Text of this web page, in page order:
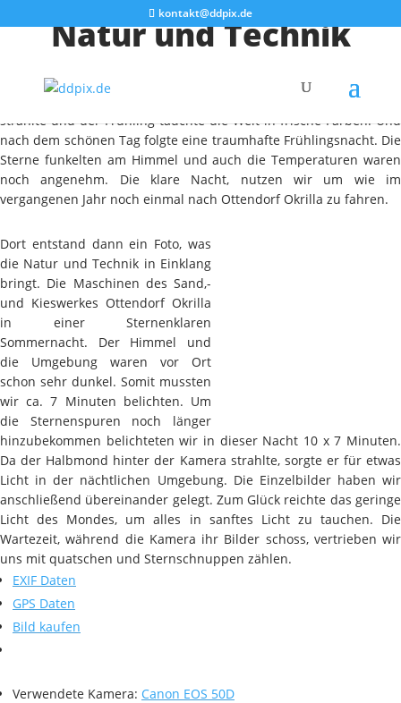
kontakt@ddpix.de
Natur und Technik
Das vergangene Wochenende war mal wieder so ein Vorzeige-
Wochenende. Die Temperaturen waren angenehm, die Sonne
strahlte und der Frühling tauchte die Welt in frische Farben. Und
nach dem schönen Tag folgte eine traumhafte Frühlingsnacht. Die
Sterne funkelten am Himmel und auch die Temperaturen waren
noch angenehm. Die klare Nacht, nutzen wir um wie im
vergangenen Jahr noch einmal nach Ottendorf Okrilla zu fahren.
Dort entstand dann ein Foto, was
die Natur und Technik in Einklang
bringt. Die Maschinen des Sand,-
und Kieswerkes Ottendorf Okrilla
in einer Sternenklaren
Sommernacht. Der Himmel und
die Umgebung waren vor Ort
schon sehr dunkel. Somit mussten
wir ca. 7 Minuten belichten. Um
die Sternenspuren noch länger
hinzubekommen belichteten wir in dieser Nacht 10 x 7 Minuten.
Da der Halbmond hinter der Kamera strahlte, sorgte er für etwas
Licht in der nächtlichen Umgebung. Die Einzelbilder haben wir
anschließend übereinander gelegt. Zum Glück reichte das geringe
Licht des Mondes, um alles in sanftes Licht zu tauchen. Die
Wartezeit, während die Kamera ihr Bilder schoss, vertrieben wir
uns mit quatschen und Sternschnuppen zählen.
EXIF Daten
GPS Daten
Bild kaufen
Verwendete Kamera: Canon EOS 50D